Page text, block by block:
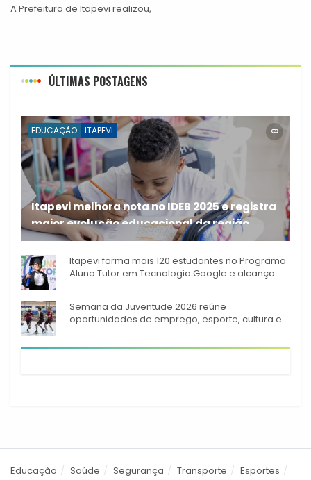
A Prefeitura de Itapevi realizou,
ÚLTIMAS POSTAGENS
EDUCAÇÃO ITAPEVI
Itapevi melhora nota no IDEB 2025 e registra
maior evolução educacional da região
A rede municipal de ensino
Itapevi forma mais 120 estudantes no Programa
Aluno Tutor em Tecnologia Google e alcança
Semana da Juventude 2026 reúne
oportunidades de emprego, esporte, cultura e
Educação Saúde Segurança Transporte
Esportes